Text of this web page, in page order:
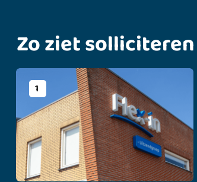
Zo ziet